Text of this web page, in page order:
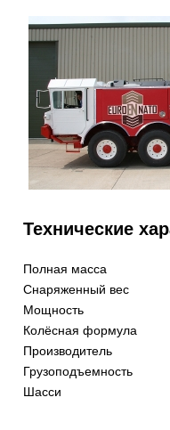
Технические
Полная масса
Снаряженный вес
Мощность
Колёсная формула
Производитель
Грузоподъемность
Шасси